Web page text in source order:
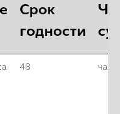
Срок
годности
48